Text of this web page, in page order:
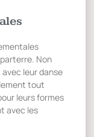
Non
leur danse
tout
leurs formes
avec les